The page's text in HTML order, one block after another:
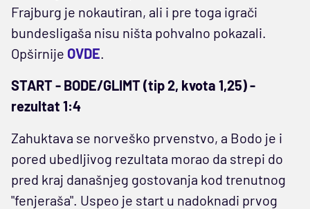
Frajburg je nokautiran, ali i pre toga igrači
bundesligaša nisu ništa pohvalno pokazali.
Opširnije OVDE.
START - BODE/GLIMT (tip 2, kvota 1,25) -
rezultat 1:4
Zahuktava se norveško prvenstvo, a Bodo je i
pored ubedljivog rezultata morao da strepi do
pred kraj današnjeg gostovanja kod trenutnog
"fenjeraša". Uspeo je start u nadoknadi prvog